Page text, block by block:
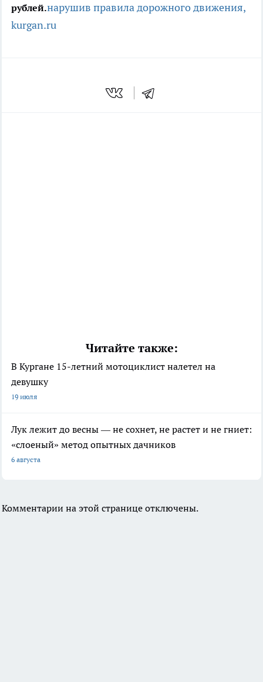
рублей.нарушив правила дорожного движения,
kurgan.ru
Читайте также:
В Кургане 15-летний мотоциклист налетел на
девушку
19 июля
Лук лежит до весны — не сохнет, не растет и не гниет:
«слоеный» метод опытных дачников
6 августа
Комментарии на этой странице отключены.